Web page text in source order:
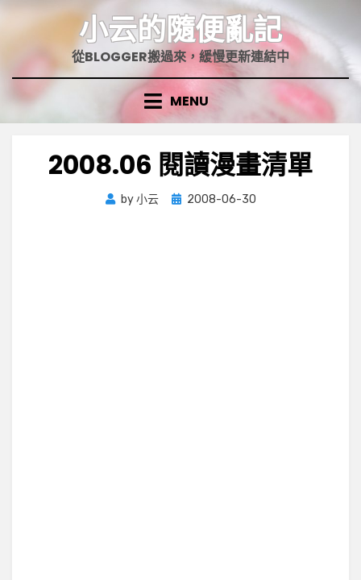
小云的隨便亂記
從BLOGGER搬過來，緩慢更新連結中
MENU
2008.06 閱讀漫畫清單
by小云
Posted
2008-06-30